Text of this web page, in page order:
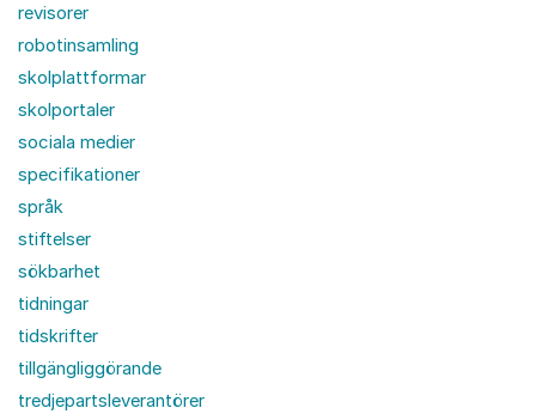
revisorer
robotinsamling
skolplattformar
skolportaler
sociala medier
specifikationer
språk
stiftelser
sökbarhet
tidningar
tidskrifter
tillgängliggörande
tredjepartsleverantörer